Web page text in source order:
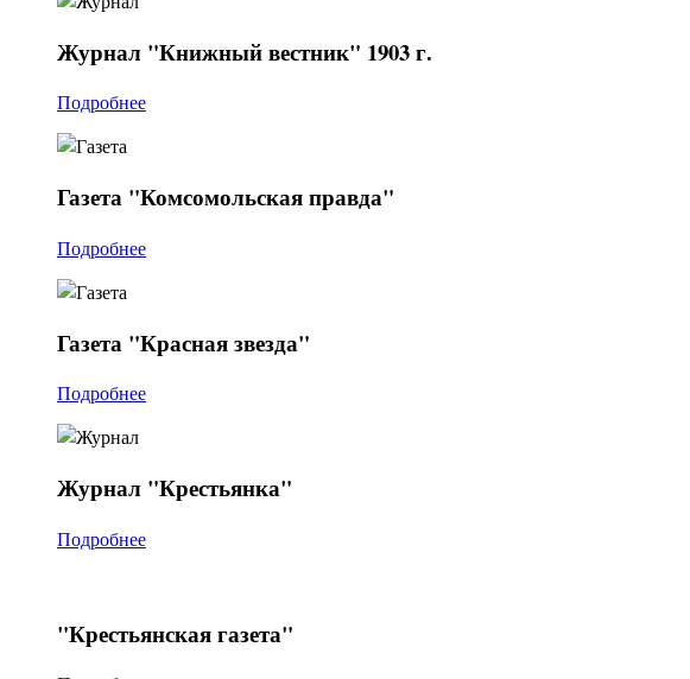
Журнал "Книжный вестник" 1903 г.
Подробнее
Газета "Комсомольская правда"
Подробнее
Газета "Красная звезда"
Подробнее
Журнал "Крестьянка"
Подробнее
"Крестьянскаягазета"